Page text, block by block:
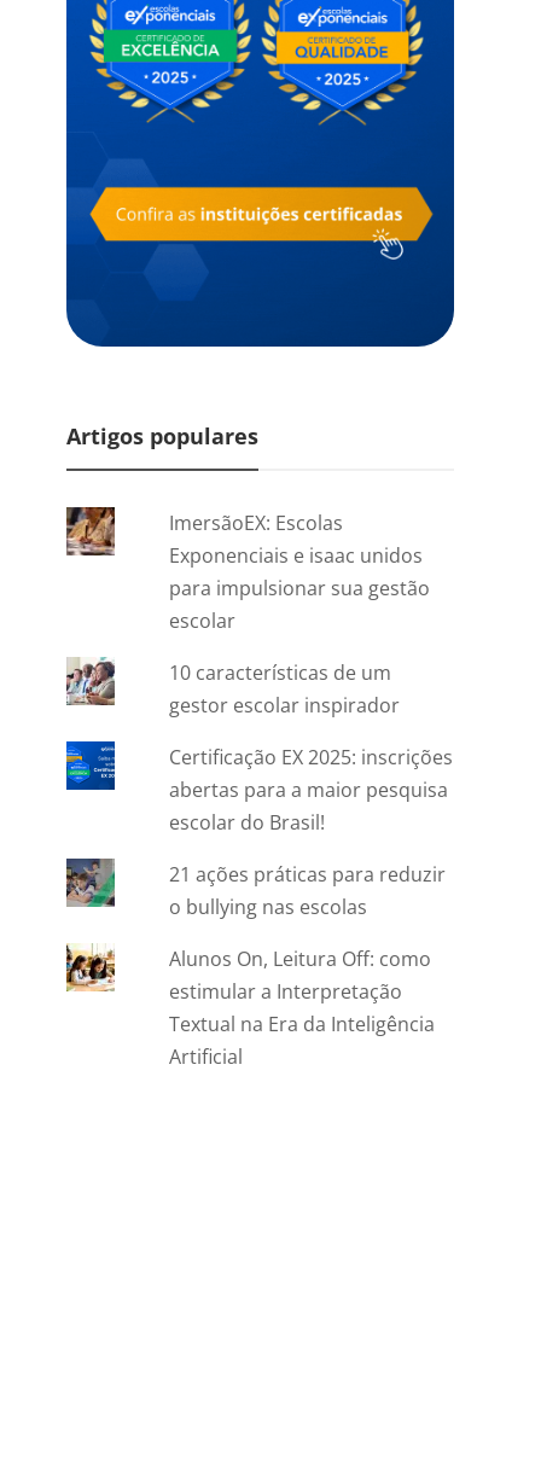
Artigos populares
ImersãoEX: Escolas
Exponenciais e isaac unidos
para impulsionar sua gestão
escolar
10 características de um
gestor escolar inspirador
Certificação EX 2025: inscrições
abertas para a maior pesquisa
escolar do Brasil!
21 ações práticas para reduzir
o bullying nas escolas
Alunos On, Leitura Off: como
estimular a Interpretação
Textual na Era da Inteligência
Artificial